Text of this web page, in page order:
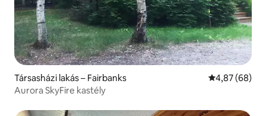
Társasházi lakás – Fairbanks Átlagos
4,87 (68)
Aurora SkyFire kastély